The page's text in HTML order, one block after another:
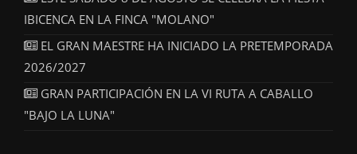
IBICENCA EN LA FINCA "MOLANO"
EL GRAN MAESTRE HA INICIADO LA PRETEMPORADA
2026/2027
GRAN PARTICIPACIÓN EN LA VI RUTA A CABALLO
"BAJO LA LUNA"